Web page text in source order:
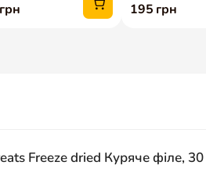
Freeze dried Куряче філе, 30